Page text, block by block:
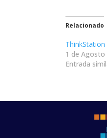
Relacionado
ThinkStation
1 de Agosto
Entrada